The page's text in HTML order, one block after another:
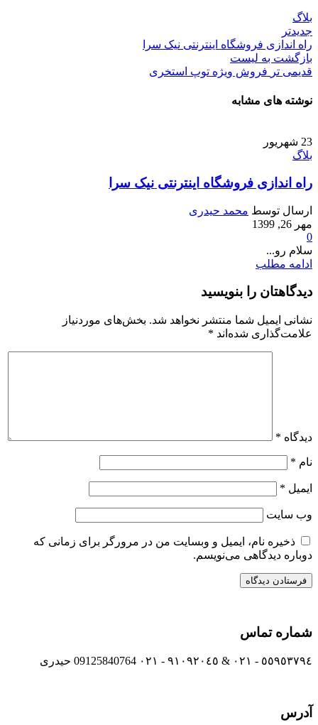
بلاگ
جدیدتر
راه اندازی فروشگاه اینترنتی نیک سرا
بازگشت به لیست
قدیمی تر فروش ویژه توپ استخری
نوشته های مشابه
23 شهریور
بلاگ
راه اندازی فروشگاه اینترنتی نیک سرا
ارسال توسط محمد حیدری
مهر 26, 1399
0
سلام رو...
ادامه مطلب
دیدگاهتان را بنویسید
نشانی ایمیل شما منتشر نخواهد شد. بخش‌های موردنیاز
علامت‌گذاری شده‌اند *
دیدگاه *
نام *
ایمیل *
وب‌ سایت
ذخیره نام، ایمیل و وبسایت من در مرورگر برای زمانی که
دوباره دیدگاهی می‌نویسم.
شماره تماس
٥٥٩٥٣٧٩٤ - ٠٢١ & ٩١٠٩٢٠٤٥ - ٠٢١ 09125840764 حیدری
آدرس